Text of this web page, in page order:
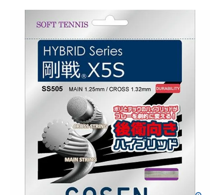
スポーツから選ぶ
アイテムから選ぶ
ブランドから選ぶ
INFORMATIOM
ご利用ガイド
お問い合わせ